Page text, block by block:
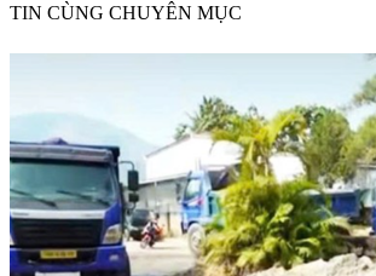
TIN CÙNG CHUYÊN MỤC